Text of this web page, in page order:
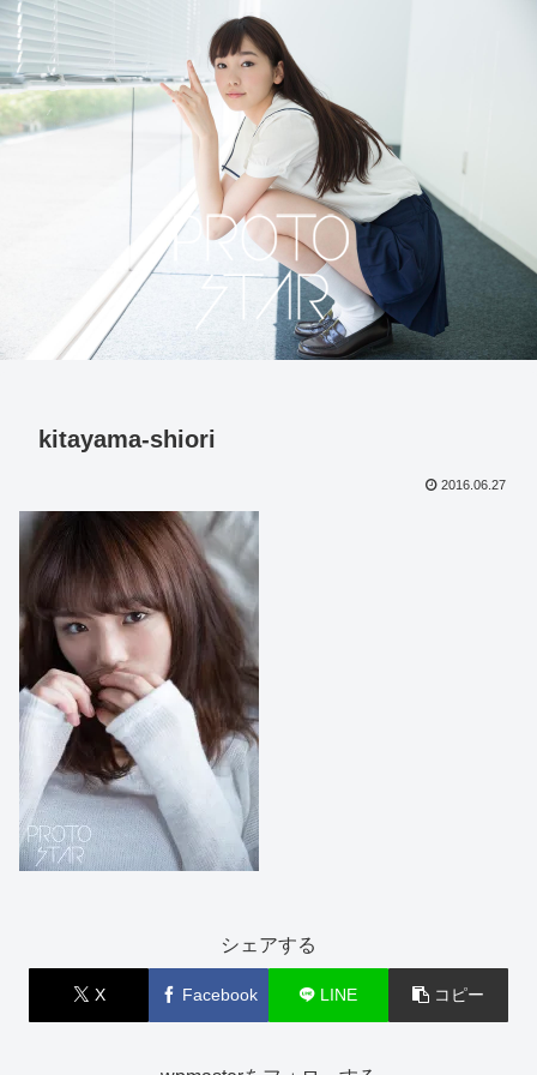
kitayama-shiori
2016.06.27
シェアする
X Facebook LINE コピー